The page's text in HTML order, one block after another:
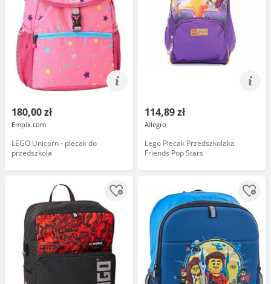
180,00 zł
Empik.com
LEGO Unicorn - plecak do
przedszkola
114,89 zł
Allegro
Lego Plecak Przedszkolaka
Friends Pop Stars